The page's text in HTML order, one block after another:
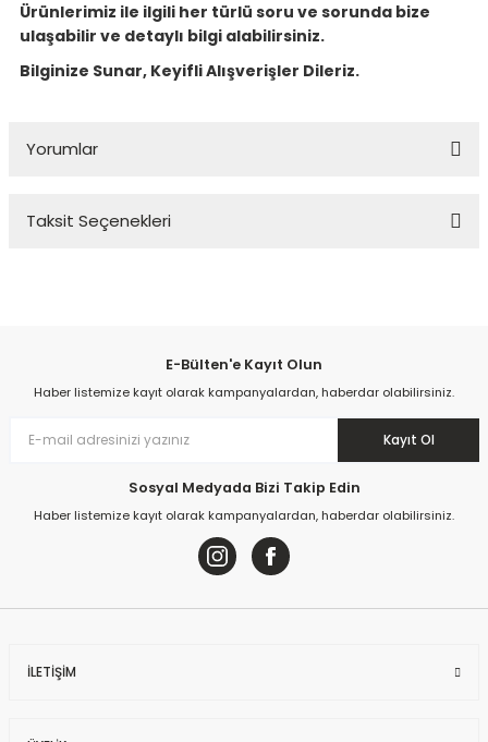
Ürünlerimiz ile ilgili her türlü soru ve sorunda bize
ulaşabilir ve detaylı bilgi alabilirsiniz.
Bilginize Sunar, Keyifli Alışverişler Dileriz.
Yorumlar
Taksit Seçenekleri
E-Bülten'e Kayıt Olun
Haber listemize kayıt olarak kampanyalardan, haberdar olabilirsiniz.
Kayıt Ol
Sosyal Medyada Bizi Takip Edin
Haber listemize kayıt olarak kampanyalardan, haberdar olabilirsiniz.
İLETİŞİM